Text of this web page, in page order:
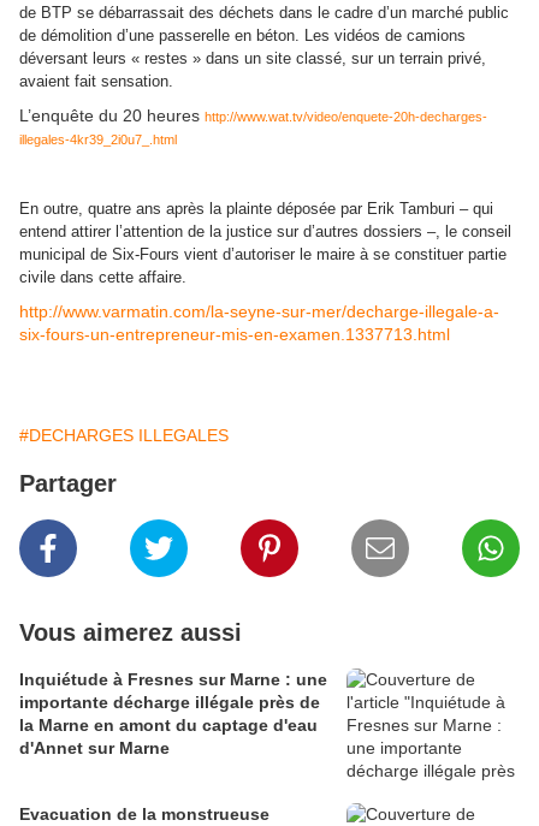
de BTP se débarrassait des déchets dans le cadre d’un marché public
de démolition d’une passerelle en béton. Les vidéos de camions
déversant leurs « restes » dans un site classé, sur un terrain privé,
avaient fait sensation.
L’enquête du 20 heures http://www.wat.tv/video/enquete-20h-decharges-
illegales-4kr39_2i0u7_.html
En outre, quatre ans après la plainte déposée par Erik Tamburi – qui
entend attirer l’attention de la justice sur d’autres dossiers –, le conseil
municipal de Six-Fours vient d’autoriser le maire à se constituer partie
civile dans cette affaire.
http://www.varmatin.com/la-seyne-sur-mer/decharge-illegale-a-
six-fours-un-entrepreneur-mis-en-examen.1337713.html
#DECHARGES ILLEGALES
Partager
Vous aimerez aussi
Inquiétude à Fresnes sur Marne : une
importante décharge illégale près de
la Marne en amont du captage d'eau
d'Annet sur Marne
Evacuation de la monstrueuse